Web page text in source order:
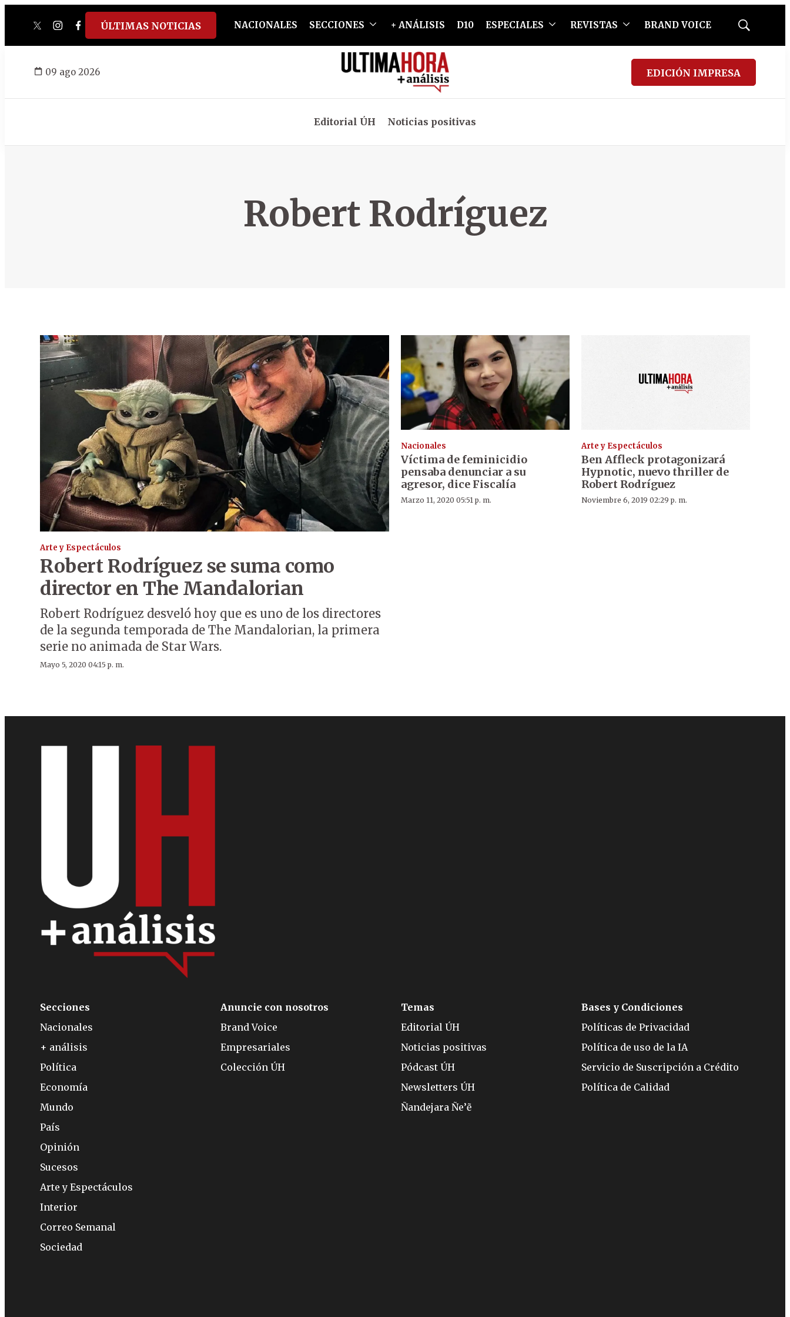
twitterinstagram
facebook
tiktokyoutube
spotify
ÚLTIMAS NOTICIAS NACIONALES SECCIONES + ANÁLISIS D10 ESPECIALES REVISTAS BRAND VOICE
Mostrar
09 ago 2026 EDICIÓN IMPRESA
Editorial ÚH Noticias positivas
Robert Rodríguez
Arte y Espectáculos
Robert Rodríguez se suma como
director en The Mandalorian
Robert Rodríguez desveló hoy que es uno de los directores
de la segunda temporada de The Mandalorian, la primera
serie no animada de Star Wars.
Mayo 5, 2020 04:15 p. m.
Nacionales
Víctima de feminicidio
pensaba denunciar a su
agresor, dice Fiscalía
Marzo 11, 2020 05:51 p. m.
Arte y Espectáculos
Ben Affleck protagonizará
Hypnotic, nuevo thriller de
Robert Rodríguez
Noviembre 6, 2019 02:29 p. m.
Secciones
Nacionales
+ análisis
Política
Economía
Mundo
País
Opinión
Sucesos
Arte y Espectáculos
Interior
Correo Semanal
Sociedad
Anuncie con nosotros
Brand Voice
Empresariales
Colección ÚH
Temas
Editorial ÚH
Noticias positivas
Pódcast ÚH
Newsletters ÚH
Ñandejara Ñe’ẽ
Bases y Condiciones
Políticas de Privacidad
Política de uso de la IA
Servicio de Suscripción a Crédito
Política de Calidad